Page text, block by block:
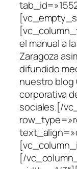
el manual a
Zaragoza
difundido
nuestro blog
corporativa
sociales.[/
[/